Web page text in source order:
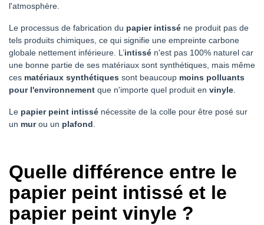
l'atmosphère.
Le processus de fabrication du papier intissé ne produit pas de
tels produits chimiques, ce qui signifie une empreinte carbone
globale nettement inférieure. L’intissé n'est pas 100% naturel car
une bonne partie de ses matériaux sont synthétiques, mais même
ces matériaux synthétiques sont beaucoup moins polluants
pour l'environnement que n'importe quel produit en vinyle.
Le papier peint intissé nécessite de la colle pour être posé sur
un murou un plafond.
Quelle différence entre le
papier peint intissé et le
papier peint vinyle ?